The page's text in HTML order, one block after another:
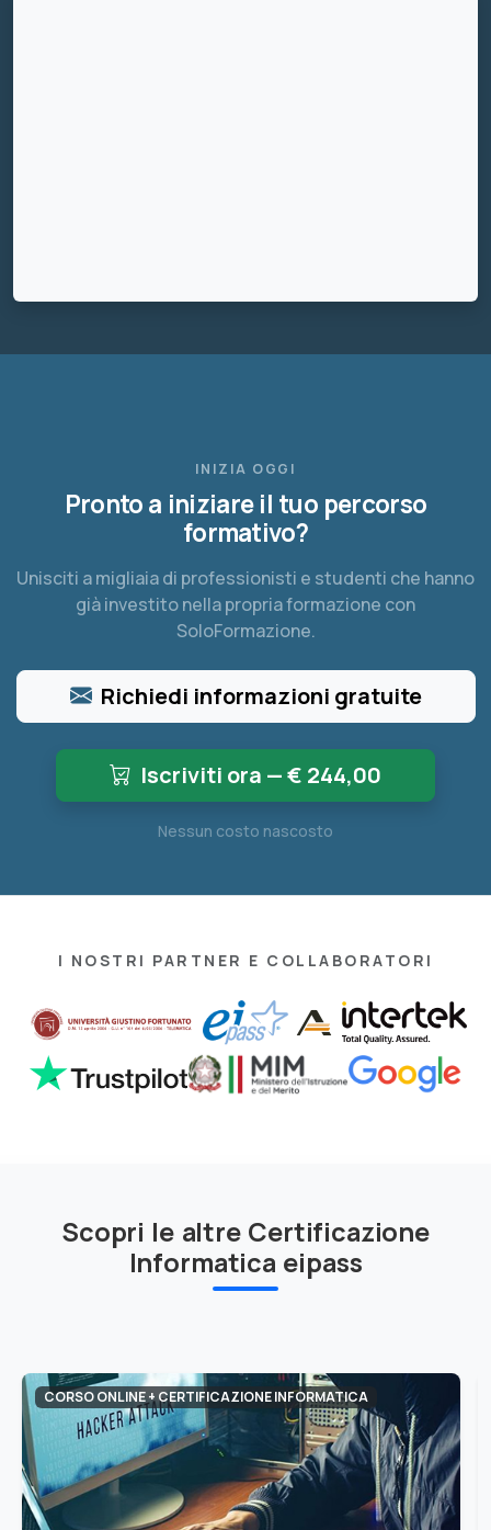
INIZIA OGGI
Pronto a iniziare il tuo percorso
formativo?
Unisciti a migliaia di professionisti e studenti che hanno
già investito nella propria formazione con
SoloFormazione.
Richiedi informazioni gratuite
Iscriviti ora — € 244,00
Nessun costo nascosto
I NOSTRI PARTNER E COLLABORATORI
Scopri le altre Certificazione
Informatica eipass
CORSO ONLINE + CERTIFICAZIONE INFORMATICA